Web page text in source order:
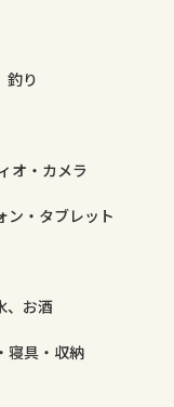
釣り
オ・カメラ
ン・タブレット
、お酒
寝具・収納